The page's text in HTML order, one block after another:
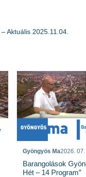
Aktuális 2025.11.04.
Gyöngyös Ma2026. 07.
Barangolások
Hét – 14 Program”